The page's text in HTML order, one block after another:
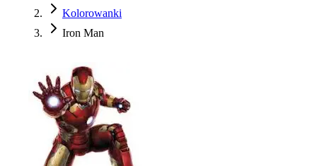
Kolorowanki
Iron Man